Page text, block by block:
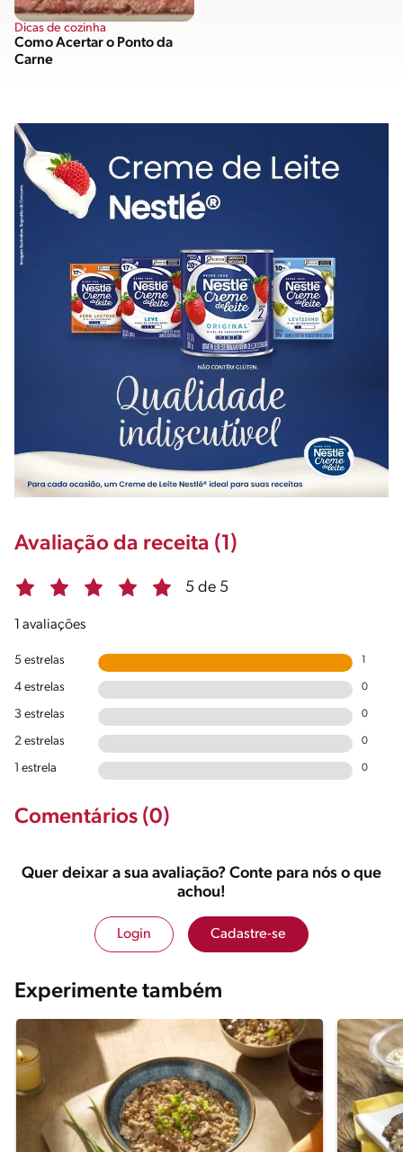
Dicas de cozinha
Como Acertar o Ponto da
Carne
Avaliação da receita (1)
5 de 5
1 avaliações
5 estrelas 1
4 estrelas 0
3 estrelas 0
2 estrelas 0
1 estrela 0
Comentários (0)
Quer deixar a sua avaliação? Conte para nós o que
achou!
Login Cadastre-se
Experimente também